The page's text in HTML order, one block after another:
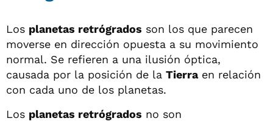
Los planetas retrógrados son los que parecen
moverse en dirección opuesta a su movimiento
normal. Se refieren a una ilusión óptica,
causada por la posición de la Tierraen relación
con cada uno de los planetas.
Los planetas retrógrados no son